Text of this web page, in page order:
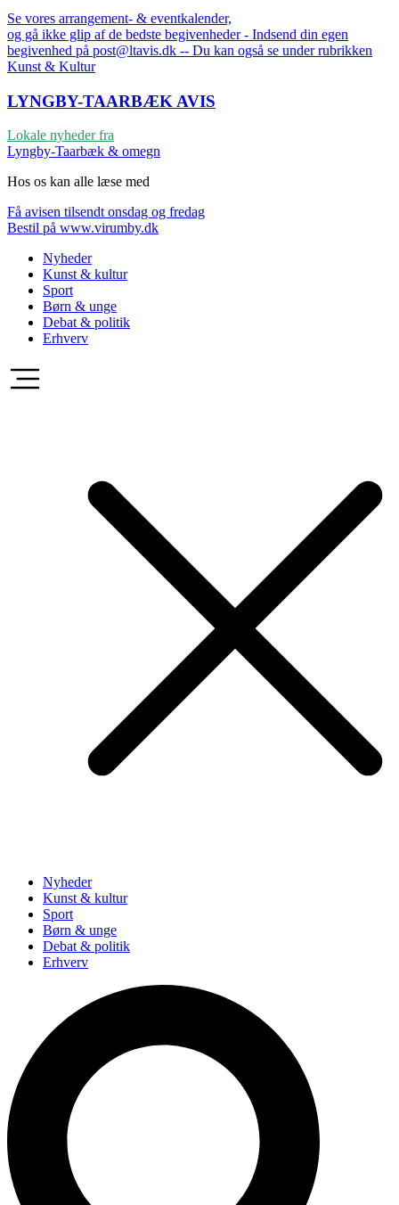
Se vores arrangement- & eventkalender,
og gå ikke glip af de bedste begivenheder - Indsend din egen
begivenhed på post@ltavis.dk -- Du kan også se under rubrikken
Kunst & Kultur
LYNGBY-TAARBÆK AVIS
Lokale nyheder fra
Lyngby-Taarbæk & omegn
Hos os kan alle læse med
Få avisen tilsendt onsdag og fredag
Bestil på www.virumby.dk
Nyheder
Kunst & kultur
Sport
Børn & unge
Debat & politik
Erhverv
Nyheder
Kunst & kultur
Sport
Børn & unge
Debat & politik
Erhverv